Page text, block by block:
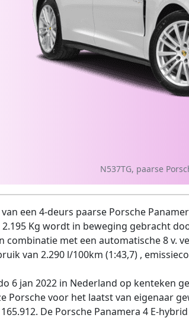
N537TG, paarse
een 4-deurs paarse Porsche
Kg wordt in beweging gebracht
combinatie met een automatische 8 v.
van 2.290 l/100km (1:43,7) ,
6 jan 2022 in Nederland op kenteken
Porsche voor het laatst van eigenaar
De Porsche Panamera 4 E-